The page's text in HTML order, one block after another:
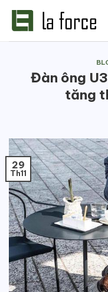
Đàn ông
tăng
29
Th11